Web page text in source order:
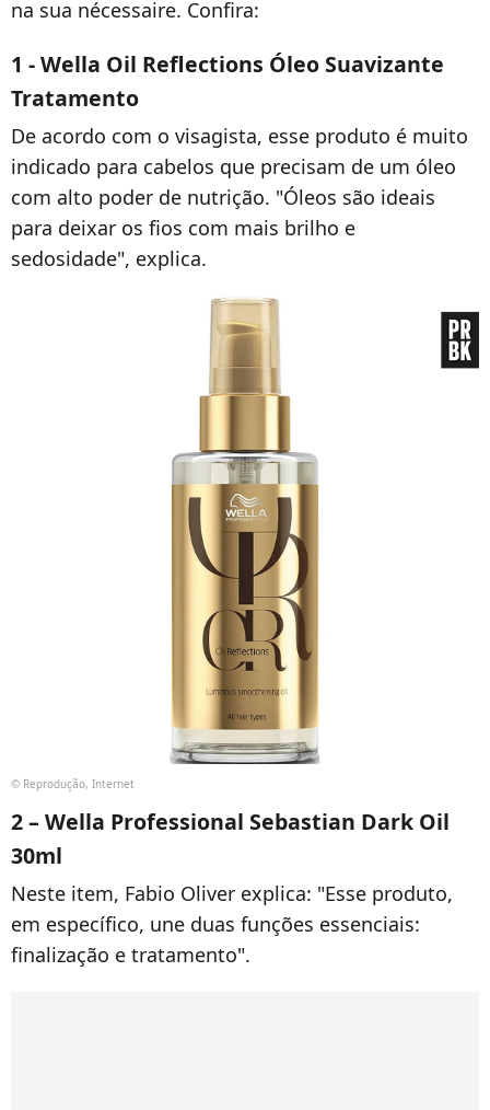
na sua nécessaire. Confira:
1 - Wella Oil Reflections Óleo Suavizante
Tratamento
De acordo com o visagista, esse produto é muito
indicado para cabelos que precisam de um óleo
com alto poder de nutrição. "Óleos são ideais
para deixar os fios com mais brilho e
sedosidade", explica.
© Reprodução, Internet
2 – Wella Professional Sebastian Dark Oil
30ml
Neste item, Fabio Oliver explica: "Esse produto,
em específico, une duas funções essenciais:
finalização e tratamento".